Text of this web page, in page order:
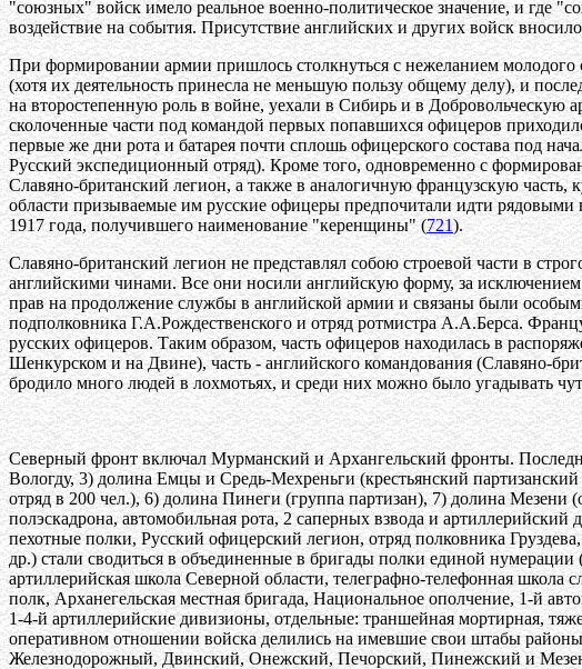
"союзных" войск имело реальное военно-политическое значение, и где
воздействие на события. Присутствие английских и других войск
При формировании армии пришлось столкнуться с нежеланием
(хотя их деятельность принесла не меньшую пользу общему делу), и
на второстепенную роль в войне, уехали в Сибирь и в Добровольческую
сколоченные части под командой первых попавшихся офицеров
первые же дни рота и батарея почти сплошь офицерского состава под
Русский экспедиционный отряд). Кроме того, одновременно с
Славяно-британский легион, а также в аналогичную французскую часть,
области призываемые им русские офицеры предпочитали идти
1917 года, получившего наименование "керенщины" (721).
Славяно-британский легион не представлял собою строевой части в
английскими чинами. Все они носили английскую форму, за
прав на продолжение службы в английской армии и связаны были
подполковника Г.А.Рождественского и отряд ротмистра А.А.Берса.
русских офицеров. Таким образом, часть офицеров находилась в
Шенкурском и на Двине), часть - английского командования (Славяно-
бродило много людей в лохмотьях, и среди них можно было угадывать
Северный фронт включал Мурманский и Архангельский фронты.
Вологду, 3) долина Емцы и Средь-Мехреньги (крестьянский
отряд в 200 чел.), 6) долина Пинеги (группа партизан), 7) долина
полэскадрона, автомобильная рота, 2 саперных взвода и
пехотные полки, Русский офицерский легион, отряд полковника
др.) стали сводиться в объединенные в бригады полки единой
артиллерийская школа Северной области, телеграфно-телефонная
полк, Арханегельская местная бригада, Национальное ополчение, 1-й
1-4-й артиллерийские дивизионы, отдельные: траншейная мортирная,
оперативном отношении войска делились на имевшие свои штабы
Железнодорожный, Двинский, Онежский, Печорский, Пинежский и